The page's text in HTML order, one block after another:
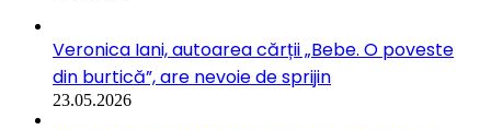
Veronica Iani, autoarea cărții „Bebe. O poveste
din burtică”, are nevoie de sprijin
23.05.2026